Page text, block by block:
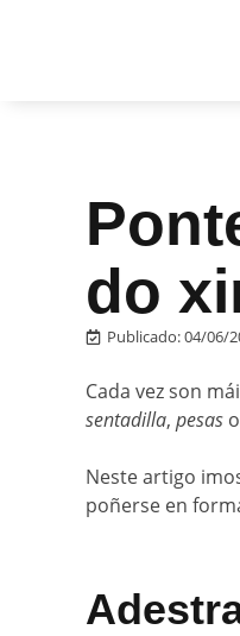
do
Publicado:04/06/
Cada vez son
sentadilla, pesas
Neste artigo
poñerse en